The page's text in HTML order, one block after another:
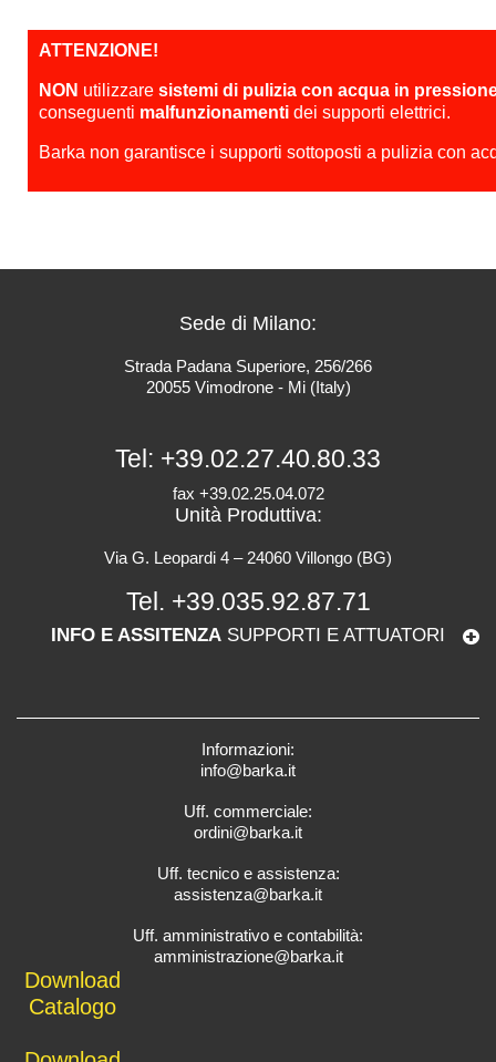
ATTENZIONE!
NON utilizzare sistemi di pulizia con acqua in
conseguenti malfunzionamenti dei supporti elettrici.
Barka non garantisce i supporti sottoposti a pulizia con
Sede di Milano:
Strada Padana Superiore, 256/266
20055 Vimodrone - Mi (Italy)
Tel: +39.02.27.40.80.33
fax +39.02.25.04.072
Unità Produttiva:
Via G. Leopardi 4 – 24060 Villongo (BG)
Tel. +39.035.92.87.71
INFO E ASSITENZA SUPPORTI E ATTUATORI
Informazioni:
info@barka.it
Uff. commerciale:
ordini@barka.it
Uff. tecnico e assistenza:
assistenza@barka.it
Uff. amministrativo e contabilità:
amministrazione@barka.it
Download
Catalogo